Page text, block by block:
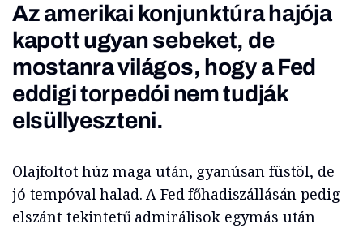
Az amerikai konjunktúra hajója
kapott ugyan sebeket, de
mostanra világos, hogy a Fed
eddigi torpedói nem tudják
elsüllyeszteni.
Olajfoltot húz maga után, gyanúsan füstöl, de
jó tempóval halad. A Fed főhadiszállásán pedig
elszánt tekintetű admirálisok egymás után